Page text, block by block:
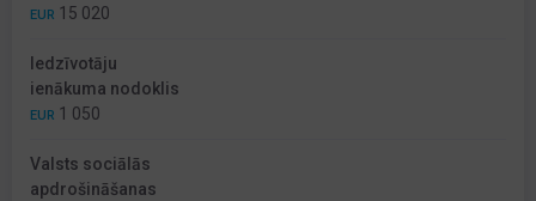
EUR 15 020
Iedzīvotāju
ienākuma nodoklis
EUR 1 050
Valsts sociālās
apdrošināšanas